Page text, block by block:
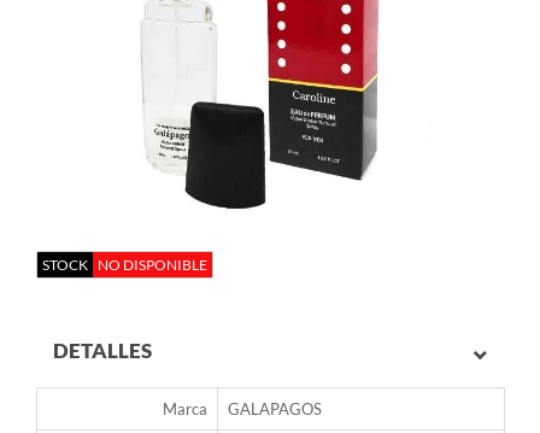
STOCK NO DISPONIBLE
DETALLES
Marca GALAPAGOS